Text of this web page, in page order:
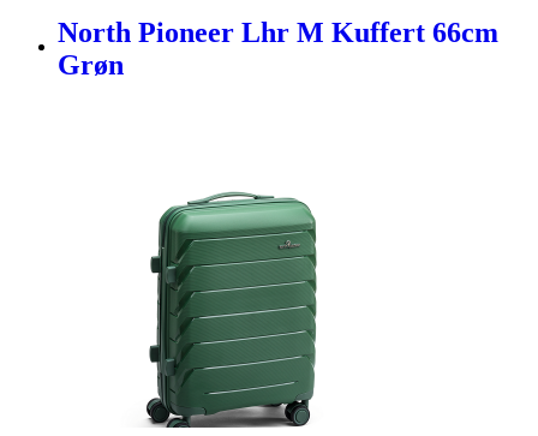
North Pioneer Lhr M Kuffert 66cm
Grøn